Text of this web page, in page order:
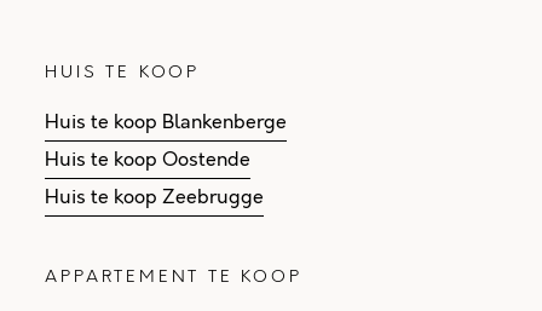
HUIS TE KOOP
Huis te koop Blankenberge
Huis te koop Oostende
Huis te koop Zeebrugge
APPARTEMENT TE KOOP